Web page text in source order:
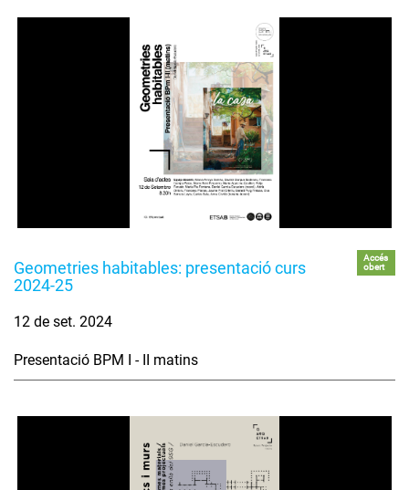
Geometries habitables: presentació curs
2024-25
Accés
obert
12 de set. 2024
Presentació BPM I - II matins